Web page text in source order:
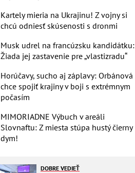
Kartely mieria na Ukrajinu! Z vojny si
chcú odniesť skúsenosti s dronmi
Musk udrel na francúzsku kandidátku:
Žiada jej zastavenie pre „vlastizradu“
Horúčavy, sucho aj záplavy: Orbánová
chce spojiť krajiny v boji s extrémnym
počasím
MIMORIADNE Výbuch v areáli
Slovnaftu: Z miesta stúpa hustý čierny
dym!
DOBRE VEDIEŤ